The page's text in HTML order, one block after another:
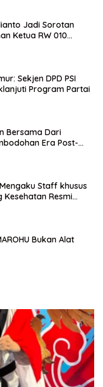
Jadi Sorotan
Ketua RW 010
Sekjen DPD PSI
Program Partai
Bersama Dari
Era Post-
Staff khusus
Kesehatan Resmi
Bukan Alat